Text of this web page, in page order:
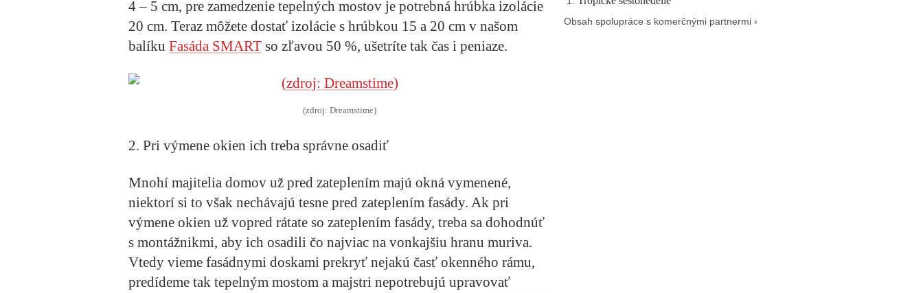
4 – 5 cm, pre zamedzenie tepelných mostov je potrebná hrúbka izolácie
20 cm. Teraz môžete dostať izolácie s hrúbkou 15 a 20 cm v našom
balíku Fasáda SMART so zľavou 50 %, ušetríte tak čas i peniaze.
(zdroj: Dreamstime)
2. Pri výmene okien ich treba správne osadiť
Mnohí majitelia domov už pred zateplením majú okná vymenené,
niektorí si to však nechávajú tesne pred zateplením fasády. Ak pri
výmene okien už vopred rátate so zateplením fasády, treba sa dohodnúť
s montážnikmi, aby ich osadili čo najviac na vonkajšiu hranu muriva.
Vtedy vieme fasádnymi doskami prekryť nejakú časť okenného rámu,
predídeme tak tepelným mostom a majstri nepotrebujú upravovať
Obsah spolupráce s komerčnými partnermi ›